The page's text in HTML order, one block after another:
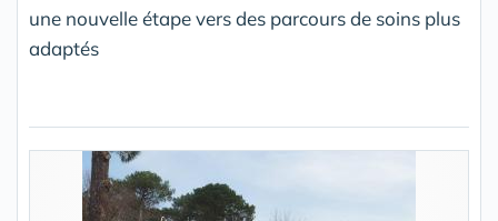
une nouvelle étape vers des parcours de soins plus
adaptés